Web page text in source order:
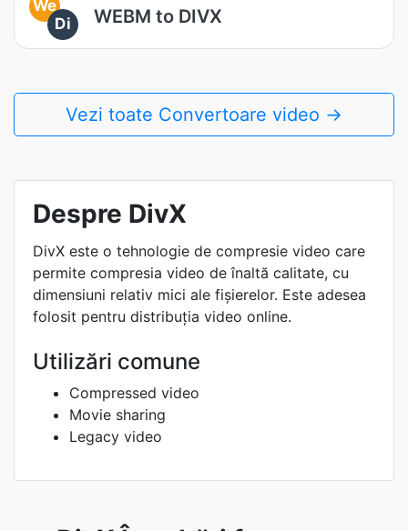
We
Di
WEBM to DIVX
Vezi toate Convertoare video →
Despre DivX
DivX este o tehnologie de compresie video care
permite compresia video de înaltă calitate, cu
dimensiuni relativ mici ale fișierelor. Este adesea
folosit pentru distribuția video online.
Utilizări comune
Compressed video
Movie sharing
Legacy video